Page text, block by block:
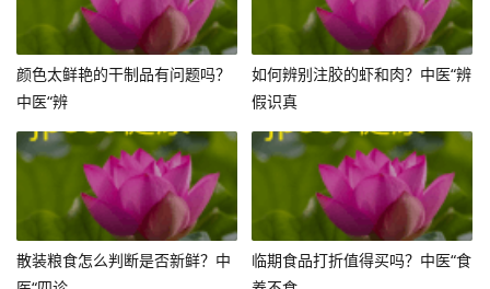
颜色太鲜艳的干制品有问题吗？
中医“辨
如何辨别注胶的虾和肉？中医“辨
假识真
散装粮食怎么判断是否新鲜？中
临期食品打折值得买吗？中医“食